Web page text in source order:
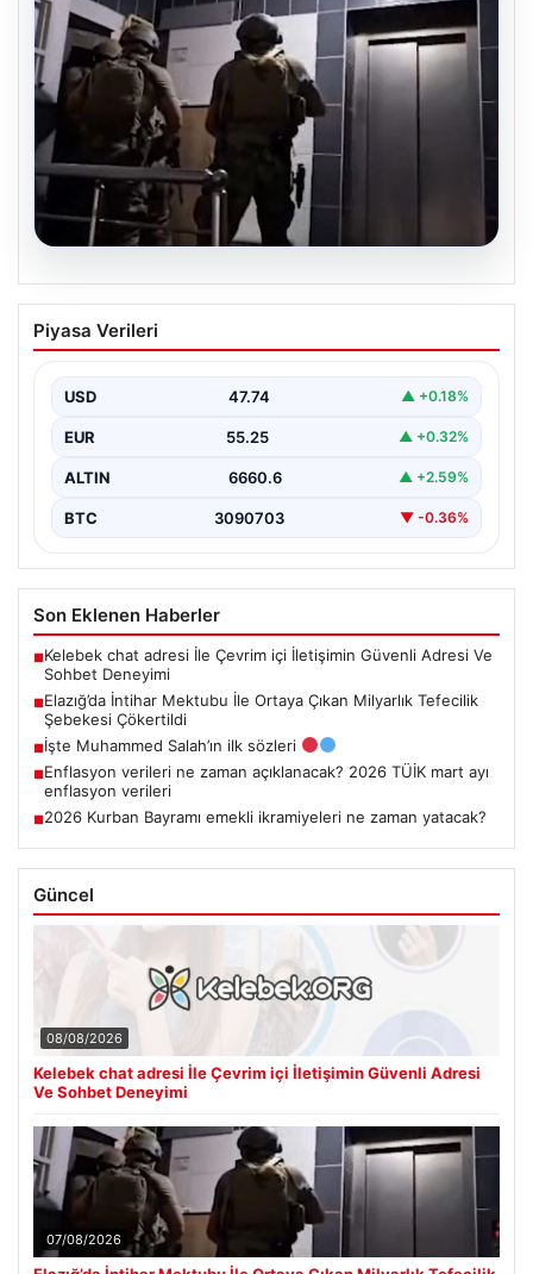
Elazığ’da İntihar Mektubu İle Ortaya
Çıkan Milyarlık Tefecilik Şebekesi
Elazığ'da tefecilik suçuna karışan şüphelilere yönelik
veren bir…
Piyasa Verileri
USD 47.74 ▲ +0.18%
EUR 55.25 ▲ +0.32%
ALTIN 6660.6 ▲ +2.59%
BTC 3090703 ▼ -0.36%
Son Eklenen Haberler
■Kelebek chat adresi İle Çevrim içi İletişimin Güvenli Adresi Ve
Sohbet Deneyimi
■Elazığ’da İntihar Mektubu İle Ortaya Çıkan Milyarlık Tefecilik
Şebekesi Çökertildi
■İşte Muhammed Salah’ın ilk sözleri
■Enflasyon verileri ne zaman açıklanacak? 2026 TÜİK mart ayı
enflasyon verileri
■2026 Kurban Bayramı emekli ikramiyeleri ne zaman yatacak?
Güncel
08/08/2026
Kelebek chat adresi İle Çevrim içi İletişimin Güvenli Adresi
Ve Sohbet Deneyimi
07/08/2026